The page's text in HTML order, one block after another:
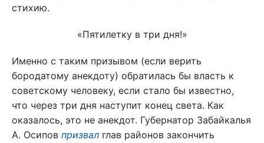
стихию.
«Пятилетку в три дня!»
Именно с таким призывом (если верить
бородатому анекдоту) обратилась бы власть к
советскому человеку, если стало бы известно,
что через три дня наступит конец света. Как
оказалось, это не анекдот. Губернатор Забайкалья
А. Осипов призвал глав районов закончить